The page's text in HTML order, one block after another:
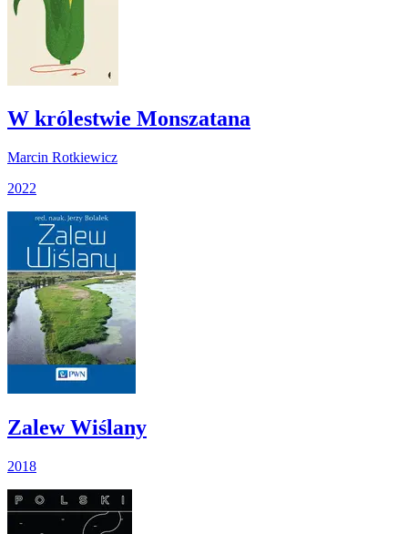
W królestwie Monszatana
Marcin Rotkiewicz
2022
Zalew Wiślany
2018